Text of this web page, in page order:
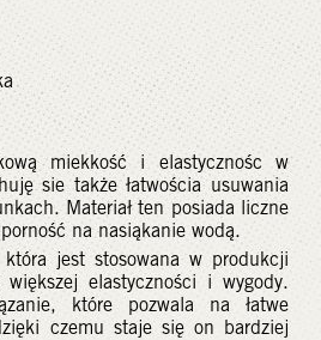
miekkość i elastycznośc w
sie także łatwościa usuwania
Materiał ten posiada liczne
na nasiąkanie wodą.
jest stosowana w produkcji
elastyczności i wygody.
które pozwala na łatwe
czemu staje się on bardziej